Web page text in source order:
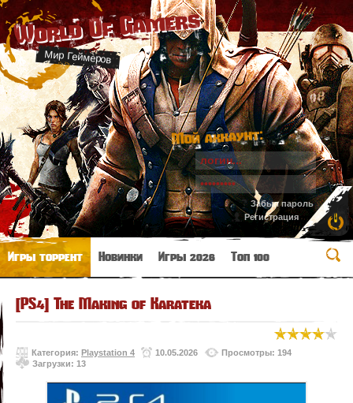
World Of Gamers
Мир Геймеров
Мой аккаунт:
Забыл пароль
Регистрация
Игры торрент Новинки Игры 2026 Топ 100
[PS4] The Making of Karateka
Категория: Playstation 4 10.05.2026
Просмотры: 194
Загрузки: 13